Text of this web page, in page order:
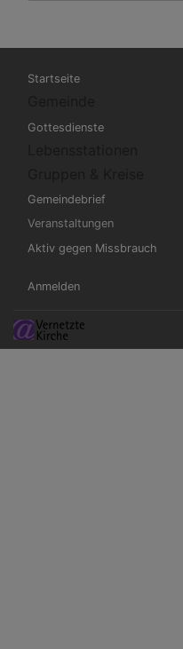
Hauptnavigation
Startseite
Gottesdienste
Gemeindebrief
Veranstaltungen
Aktiv gegen Missbrauch
Benutzermenü
Anmelden